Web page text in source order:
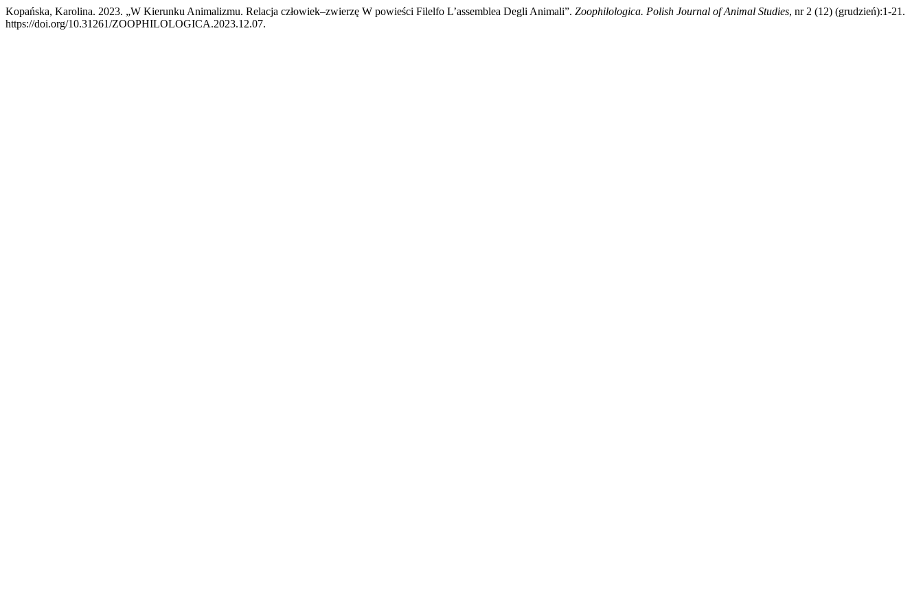
Kopańska, Karolina. 2023. „W Kierunku Animalizmu. Relacja człowiek–zwierzę W powieści Filelfo L’assemblea Degli Animali”. Zoophilologica. Polish Journal of Animal Studies, nr 2 (12) (grudzień):1-21.
https://doi.org/10.31261/ZOOPHILOLOGICA.2023.12.07.